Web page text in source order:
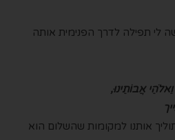
לי תפילה לדרך הפנימית אותה
וֵאלֹהֵי אֲבוֹתֵינוּ,
אותנו למקומות שהשלום הוא